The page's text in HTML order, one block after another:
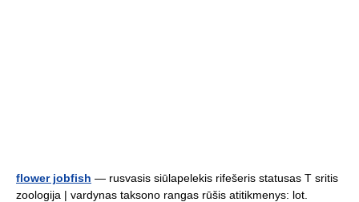
flower jobfish — rusvasis siūlapelekis rifešeris statusas T sritis
zoologija | vardynas taksono rangas rūšis atitikmenys: lot.